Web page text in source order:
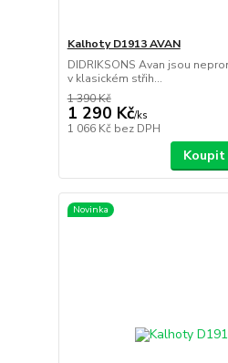
Kalhoty D1913 AVAN
DIDRIKSONS Avan jsou
v klasickém střih...
1 390 Kč
1 290 Kč/ks
1 066 Kč bez DPH
Koupit
Novinka